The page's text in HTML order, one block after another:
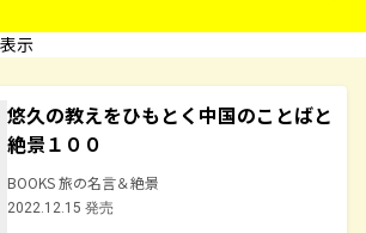
示
悠久の教えをひもとく中国のことばと
絶景１００
BOOKS 旅の名言＆絶景
2022.12.15 発売